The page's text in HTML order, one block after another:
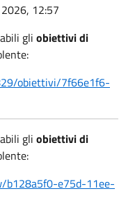
12:57
gli obiettivi di
obiettivi/7f66e1f6-
gli obiettivi di
b128a5f0-e75d-11ee-